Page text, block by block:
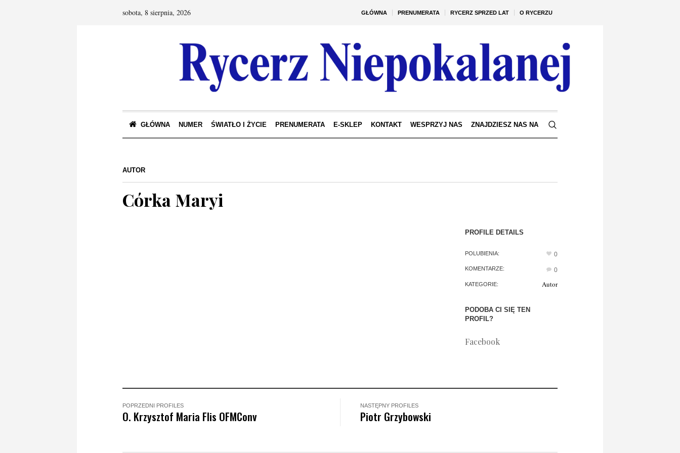
GŁÓWNA PRENUMERATA RYCERZ SPRZED LAT O RYCERZU
sobota, 8 sierpnia, 2026
GŁÓWNA NUMER ŚWIATŁO I ŻYCIE PRENUMERATA E-SKLEP KONTAKT WESPRZYJ NAS ZNAJDZIESZ NAS NA
AUTOR
Córka Maryi
PROFILE DETAILS
POLUBIENIA: 0
KOMENTARZE: 0
KATEGORIE: Autor
PODOBA CI SIĘ TEN
PROFIL?
Facebook
POPRZEDNI PROFILES
O. Krzysztof Maria Flis OFMConv
NASTĘPNY PROFILES
Piotr Grzybowski